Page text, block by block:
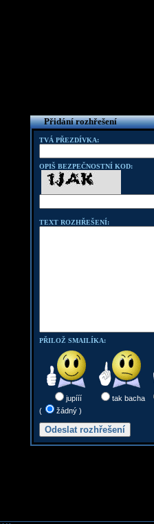
Přidání rozhřešení
TVÁ PŘEZDÍVKA:
OPIŠ BEZPEČNOSTNÍ KOD:
TEXT ROZHŘEŠENÍ:
PŘILOŽ SMAILÍKA:
jupííí tak bacha
(
žádný )